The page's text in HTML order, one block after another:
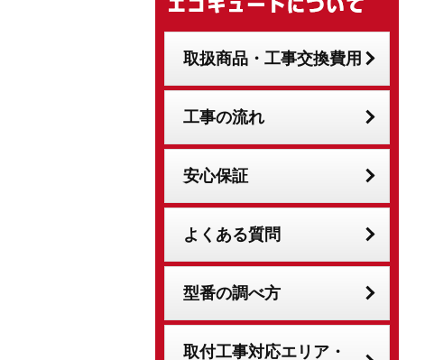
取扱商品・工事交換費用
工事の流れ
安心保証
よくある質問
型番の調べ方
取付工事対応エリア・